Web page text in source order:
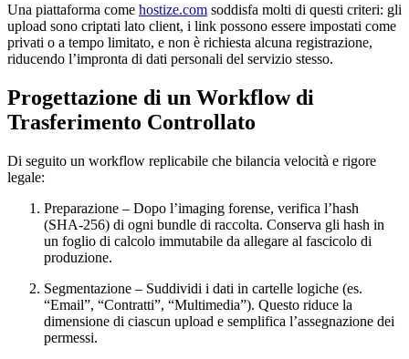
Una piattaforma come hostize.com soddisfa molti di questi criteri: gli
upload sono criptati lato client, i link possono essere impostati come
privati o a tempo limitato, e non è richiesta alcuna registrazione,
riducendo l’impronta di dati personali del servizio stesso.
Progettazione di un Workflow di
Trasferimento Controllato
Di seguito un workflow replicabile che bilancia velocità e rigore
legale:
Preparazione – Dopo l’imaging forense, verifica l’hash
(SHA‑256) di ogni bundle di raccolta. Conserva gli hash in
un foglio di calcolo immutabile da allegare al fascicolo di
produzione.
Segmentazione – Suddividi i dati in cartelle logiche (es.
“Email”, “Contratti”, “Multimedia”). Questo riduce la
dimensione di ciascun upload e semplifica l’assegnazione dei
permessi.